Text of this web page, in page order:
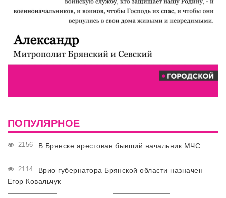
ПОПУЛЯРНОЕ
2156 В Брянске арестован бывший начальник МЧС
2114
Врио губернатора Брянской области назначен
Егор Ковальчук